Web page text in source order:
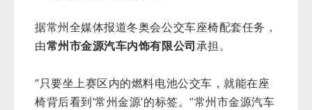
据常州全媒体报道冬奥会公交车座椅配套任务，
由常州市金源汽车内饰有限公司 承担。
“只要坐上赛区内的燃料电池公交车，就能在座
椅背后看到‘常州金源’的标签。”常州市金源汽车